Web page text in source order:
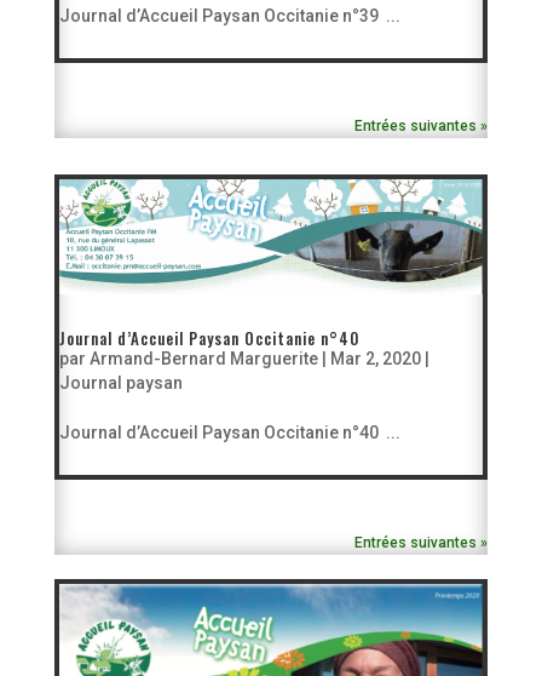
Journal d’Accueil Paysan Occitanie n°39 ...
Entrées suivantes »
Journal d’Accueil Paysan Occitanie n°40
par Armand-Bernard Marguerite| Mar 2, 2020|
Journal paysan
Journal d’Accueil Paysan Occitanie n°40 ...
Entrées suivantes »